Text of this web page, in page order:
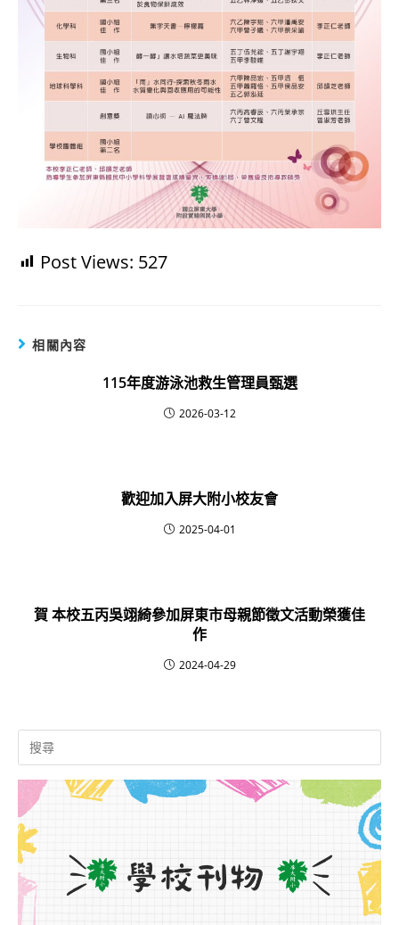
Post Views: 527
相關內容
115年度游泳池救生管理員甄選
2026-03-12
歡迎加入屏大附小校友會
2025-04-01
賀 本校五丙吳翊綺參加屏東市母親節徵文活動榮獲佳
作
2024-04-29
Search
for: